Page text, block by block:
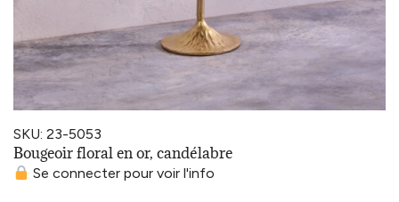
SKU: 23-5053
Bougeoir floral en or, candélabre
Se connecter pour voir l'info